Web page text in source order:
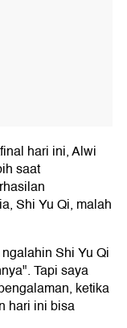
hari ini, Alwi
saat
Shi Yu Qi, malah
Shi Yu Qi
Tapi saya
ketika
hari ini bisa